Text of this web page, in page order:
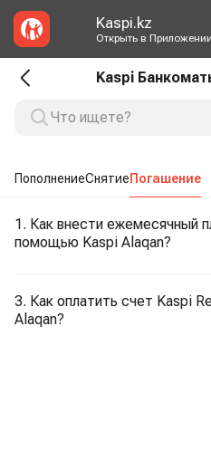
Kaspi.kz
Открыть в
Kaspi
ПополнениеСнятиеПогашение
1. Как внести ежемесячный
помощью Kaspi Alaqan?
3. Как оплатить счет Kaspi
Alaqan?